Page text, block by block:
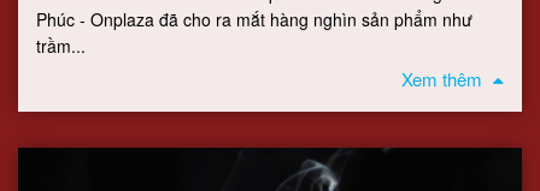
Phúc - Onplaza đã cho ra mắt hàng nghìn sản phẩm như
trầm...
Xem thêm